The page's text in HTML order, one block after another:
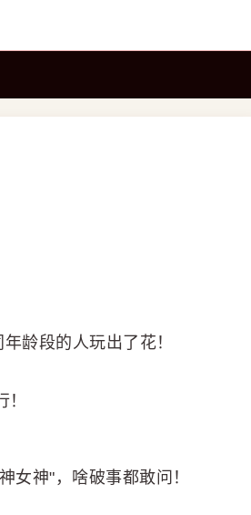
龄段的人玩出了花！
！
女神"，啥破事都敢问！